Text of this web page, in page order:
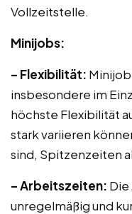
Vollzeitstelle.
Minijobs:
– Flexibilität:
insbesondere im
höchste Flexibilität
stark variieren
sind, Spitzenzeiten
– Arbeitszeiten:
unregelmäßig und